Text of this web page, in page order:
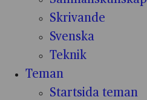
Skrivande
Svenska
Teknik
Teman
Startsida teman